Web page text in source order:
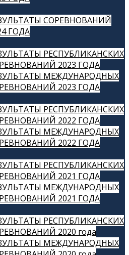
СОРЕВНОВАНИЙ
ГОДА
РЕСПУБЛИКАНСКИХ
2023 ГОДА
МЕЖДУНАРОДНЫХ
2023 ГОДА
РЕСПУБЛИКАНСКИХ
2022 ГОДА
МЕЖДУНАРОДНЫХ
2022 ГОДА
РЕСПУБЛИКАНСКИХ
2021 ГОДА
МЕЖДУНАРОДНЫХ
2021 ГОДА
РЕСПУБЛИКАНСКИХ
2020 года
МЕЖДУНАРОДНЫХ